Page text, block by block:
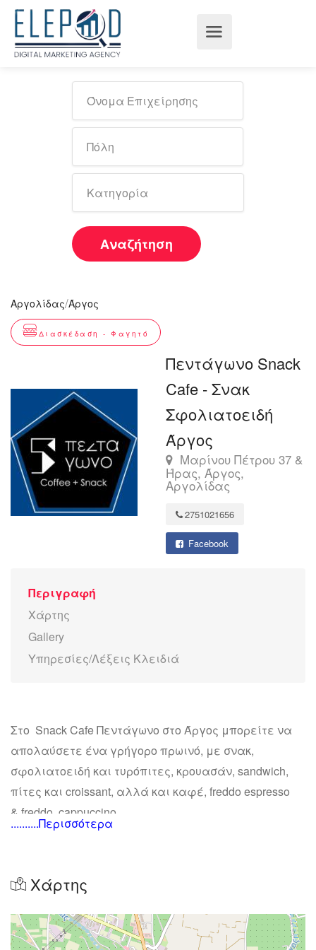
Αναζήτηση
Αργολίδας/Άργος
Διασκέδαση - Φαγητό
Πεντάγωνο Snack
Cafe - Σνακ
Σφολιατοειδή
Άργος
Μαρίνου Πέτρου 37 &
Ήρας, Άργος,
Αργολίδας
2751021656
Facebook
Περιγραφή
Χάρτης
Gallery
Υπηρεσίες/Λέξεις Κλειδιά
Στο Snack Cafe Πεντάγωνο στο Άργος μπορείτε να
απολαύσετε ένα γρήγορο πρωινό, με σνακ,
σφολιατοειδή και τυρόπιτες, κρουασάν, sandwich,
πίτες και croissant, αλλά και καφέ, freddo espresso
& freddo cappuccino.
..........Περισσότερα
Χάρτης